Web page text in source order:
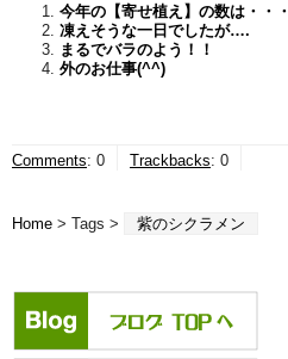
今年の【寄せ植え】の数は・・・
凍えそうな一日でしたが….
まるでバラのよう！！
外のお仕事(^^)
Comments: 0 Trackbacks: 0
Home > Tags > 紫のシクラメン